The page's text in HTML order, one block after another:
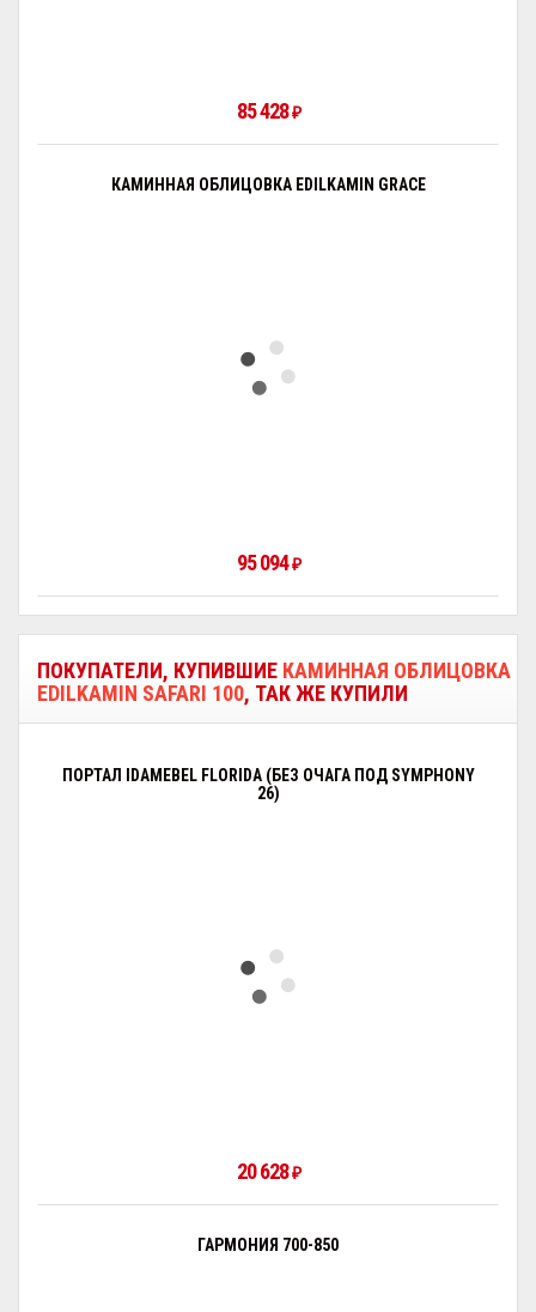
85 428₽
КАМИННАЯ ОБЛИЦОВКА EDILKAMIN GRACE
95 094₽
ПОКУПАТЕЛИ, КУПИВШИЕ КАМИННАЯ ОБЛИЦОВКА
EDILKAMIN SAFARI 100, ТАК ЖЕ КУПИЛИ
ПОРТАЛ IDAMEBEL FLORIDA (БЕЗ ОЧАГА ПОД SYMPHONY
26)
20 628₽
ГАРМОНИЯ 700-850